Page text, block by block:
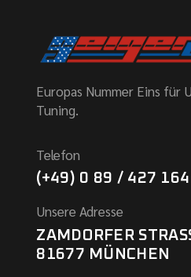
Europas Nummer Eins für
Tuning.
Telefon
(+49) 0 89 / 427
Unsere Adresse
ZAMDORFER
81677 MÜNCHEN